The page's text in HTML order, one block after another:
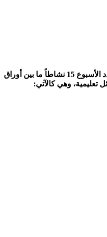
عدد الأنشطة المتوفرة في ملف عدد الأسبوع 15 نشاطاً ما بين أوراق
تعليمية، وهي كالآتي: